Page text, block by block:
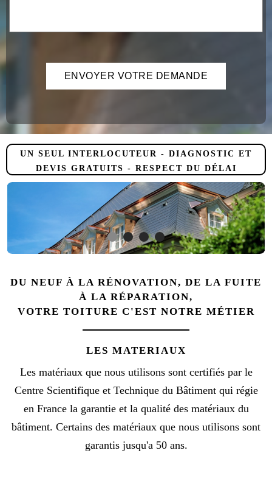
UN SEUL INTERLOCUTEUR - DIAGNOSTIC ET
DEVIS GRATUITS - RESPECT DU DÉLAI
DU NEUF À LA RÉNOVATION, DE LA FUITE
À LA RÉPARATION,
VOTRE TOITURE C'EST NOTRE MÉTIER
LES MATERIAUX
Les matériaux que nous utilisons sont certifiés par le
Centre Scientifique et Technique du Bâtiment qui régie
en France la garantie et la qualité des matériaux du
bâtiment. Certains des matériaux que nous utilisons sont
garantis jusqu'a 50 ans.